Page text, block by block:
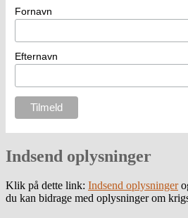
Fornavn
Efternavn
Indsend oplysninger
Klik på dette link: Indsend oplysninger
du kan bidrage med oplysninger om